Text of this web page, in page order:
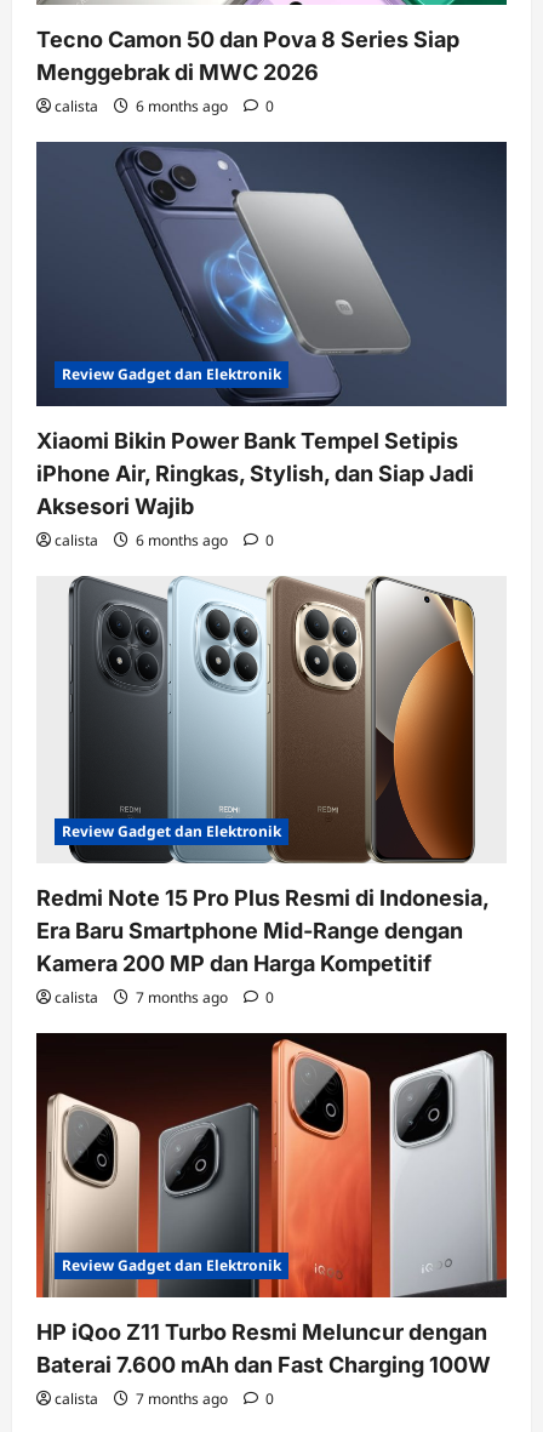
Tecno Camon 50 dan Pova 8 Series Siap
Menggebrak di MWC 2026
calista 6 months ago 0
Review Gadget dan Elektronik
Xiaomi Bikin Power Bank Tempel Setipis
iPhone Air, Ringkas, Stylish, dan Siap Jadi
Aksesori Wajib
calista 6 months ago 0
Review Gadget dan Elektronik
Redmi Note 15 Pro Plus Resmi di Indonesia,
Era Baru Smartphone Mid-Range dengan
Kamera 200 MP dan Harga Kompetitif
calista 7 months ago 0
Review Gadget dan Elektronik
HP iQoo Z11 Turbo Resmi Meluncur dengan
Baterai 7.600 mAh dan Fast Charging 100W
calista 7 months ago 0